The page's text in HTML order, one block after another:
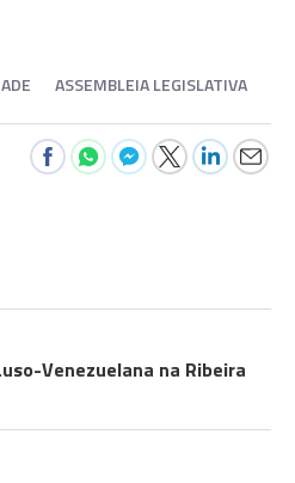
ASSEMBLEIA LEGISLATIVA
Venezuelana na Ribeira